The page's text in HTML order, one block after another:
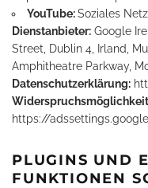
YouTube:Soziales
Dienstanbieter: Google
Street, Dublin 4, Irland,
Amphitheatre Parkway,
Datenschutzerklärung:
https://
PLUGINS UND
FUNKTIONEN